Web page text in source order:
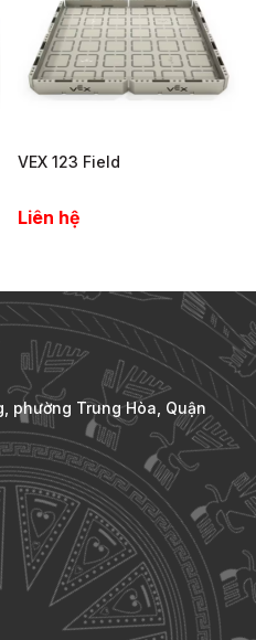
VEX 123 Field
Liên hệ
phường Trung Hòa, Quận